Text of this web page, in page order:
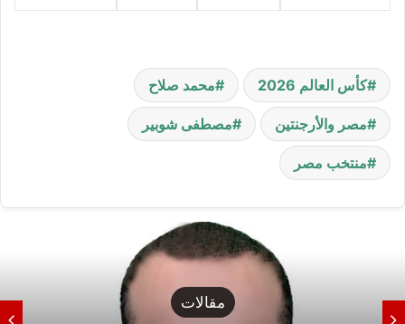
كأس العالم 2026 محمد صلاح
مصر والأرجنتين مصطفى شوبير
منتخب مصر
مقالات